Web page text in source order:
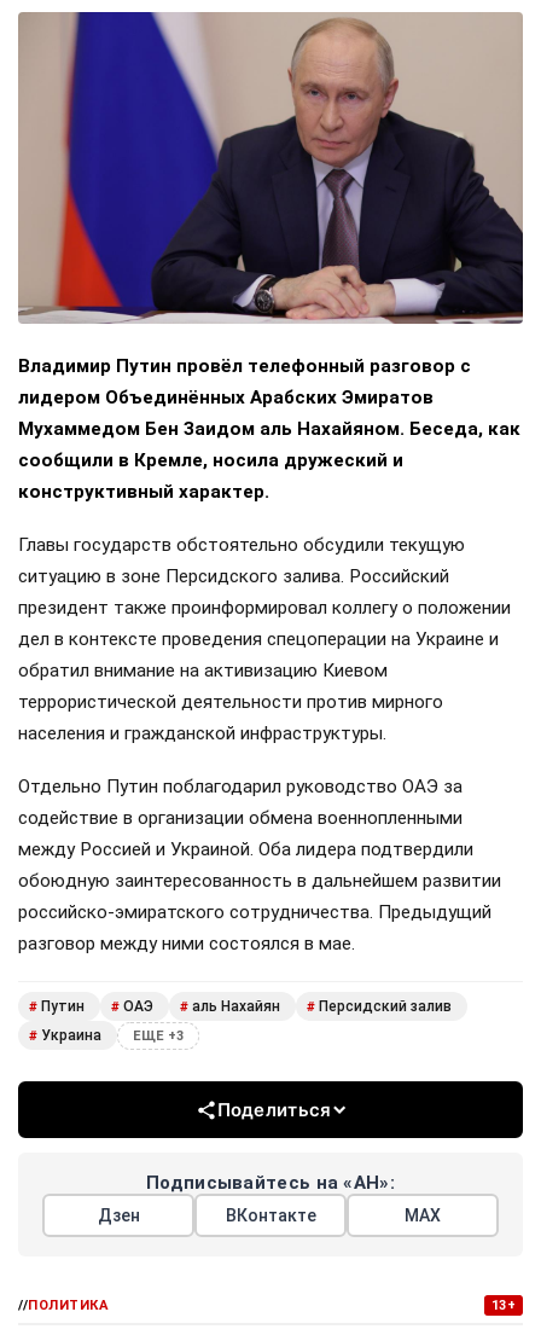
Владимир Путин провёл телефонный разговор с
лидером Объединённых Арабских Эмиратов
Мухаммедом Бен Заидом аль Нахайяном. Беседа, как
сообщили в Кремле, носила дружеский и
конструктивный характер.
Главы государств обстоятельно обсудили текущую
ситуацию в зоне Персидского залива. Российский
президент также проинформировал коллегу о положении
дел в контексте проведения спецоперации на Украине и
обратил внимание на активизацию Киевом
террористической деятельности против мирного
населения и гражданской инфраструктуры.
Отдельно Путин поблагодарил руководство ОАЭ за
содействие в организации обмена военнопленными
между Россией и Украиной. Оба лидера подтвердили
обоюдную заинтересованность в дальнейшем развитии
российско-эмиратского сотрудничества. Предыдущий
разговор между ними состоялся в мае.
# Путин # ОАЭ # аль Нахайян # Персидский залив
# Украина ЕЩЕ +3
Поделиться
Подписывайтесь на «АН»:
Дзен ВКонтакте МАХ
//ПОЛИТИКА 13+